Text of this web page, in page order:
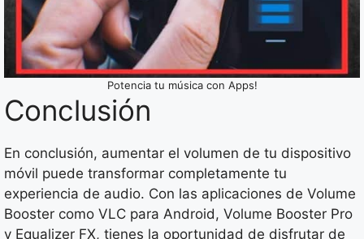
Potencia tu música con Apps!
Conclusión
En conclusión, aumentar el volumen de tu dispositivo
móvil puede transformar completamente tu
experiencia de audio. Con las aplicaciones de Volume
Booster como VLC para Android, Volume Booster Pro
y Equalizer FX, tienes la oportunidad de disfrutar de